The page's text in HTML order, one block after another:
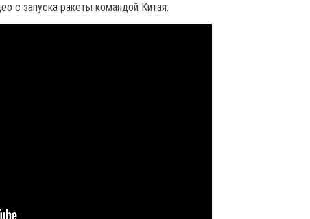
с запуска ракеты командой Китая: